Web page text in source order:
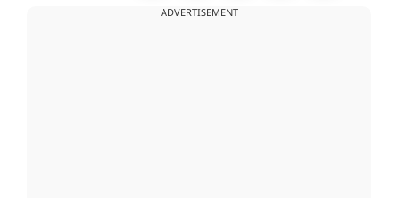
ADVERTISEMENT